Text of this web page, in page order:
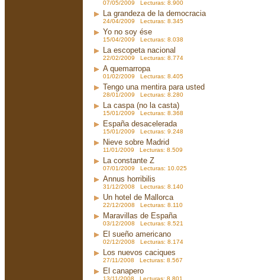
07/05/2009 Lecturas: 8.900
La grandeza de la democracia
24/04/2009 Lecturas: 8.345
Yo no soy ése
15/04/2009 Lecturas: 8.038
La escopeta nacional
22/02/2009 Lecturas: 8.774
A quemarropa
01/02/2009 Lecturas: 8.405
Tengo una mentira para usted
28/01/2009 Lecturas: 8.280
La caspa (no la casta)
15/01/2009 Lecturas: 8.368
España desacelerada
15/01/2009 Lecturas: 9.248
Nieve sobre Madrid
11/01/2009 Lecturas: 8.509
La constante Z
07/01/2009 Lecturas: 10.025
Annus horribilis
31/12/2008 Lecturas: 8.140
Un hotel de Mallorca
22/12/2008 Lecturas: 8.110
Maravillas de España
03/12/2008 Lecturas: 8.521
El sueño americano
02/12/2008 Lecturas: 8.174
Los nuevos caciques
27/11/2008 Lecturas: 8.567
El canapero
13/11/2008 Lecturas: 8.801